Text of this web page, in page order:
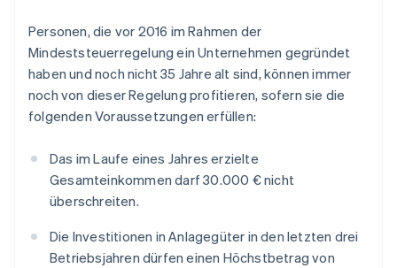
Personen, die vor 2016 im Rahmen der
Mindeststeuerregelung ein Unternehmen gegründet
haben und noch nicht 35 Jahre alt sind, können immer
noch von dieser Regelung profitieren, sofern sie die
folgenden Voraussetzungen erfüllen:
Das im Laufe eines Jahres erzielte
Gesamteinkommen darf 30.000 € nicht
überschreiten.
Die Investitionen in Anlagegüter in den letzten drei
Betriebsjahren dürfen einen Höchstbetrag von